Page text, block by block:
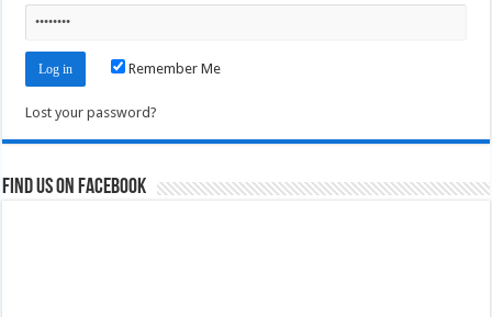
Remember Me
Lost your password?
Find us on Facebook